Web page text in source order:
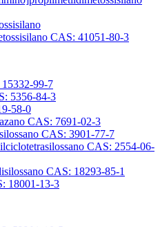
CAS: 41051-80-3
99-7
5356-84-3
58-0
CAS: 7691-02-3
CAS: 3901-77-7
CAS: 2554-06-
CAS: 18293-85-1
18001-13-3